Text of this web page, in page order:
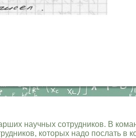
научных сотрудников. В
которых надо послать в